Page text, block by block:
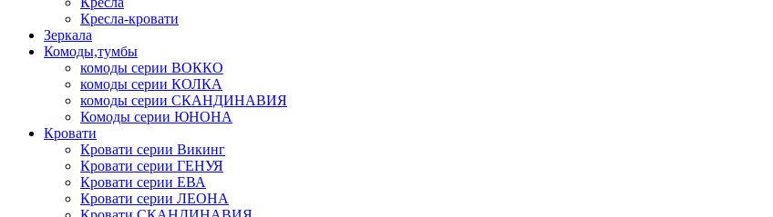
Кресла-кровати
Зеркала
Комоды,тумбы
комоды серии ВОККО
комоды серии КОЛКА
комоды серии СКАНДИНАВИЯ
Комоды серии ЮНОНА
Кровати
Кровати серии Викинг
Кровати серии ГЕНУЯ
Кровати серии ЕВА
Кровати серии ЛЕОНА